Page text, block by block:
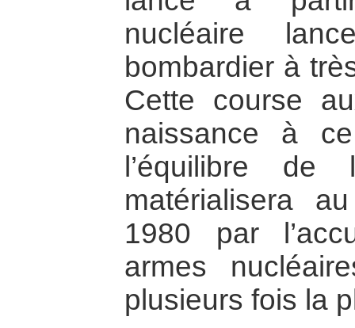
nucléaire
bombardier à
Cette course
naissance à
l’équilibre
matérialisera
1980 par
armes
plusieurs fois la